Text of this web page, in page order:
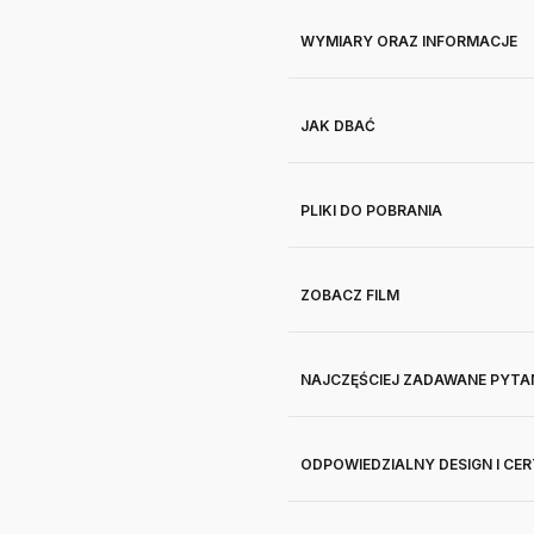
WYMIARY ORAZ INFORMACJE
JAK DBAĆ
PLIKI DO POBRANIA
ZOBACZ FILM
NAJCZĘŚCIEJ ZADAWANE
ODPOWIEDZIALNY DESIGN I